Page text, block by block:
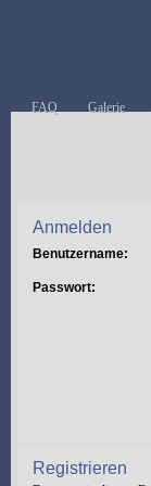
FAQ Galerie
Anmelden
Benutzername:
Passwort:
Registrieren